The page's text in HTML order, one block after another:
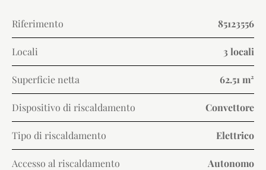
Riferimento 85123556
Locali 3 locali
Superficie netta 62.51 m²
Dispositivo di riscaldamento Convettore
Tipo di riscaldamento Elettrico
Accesso al riscaldamento Autonomo